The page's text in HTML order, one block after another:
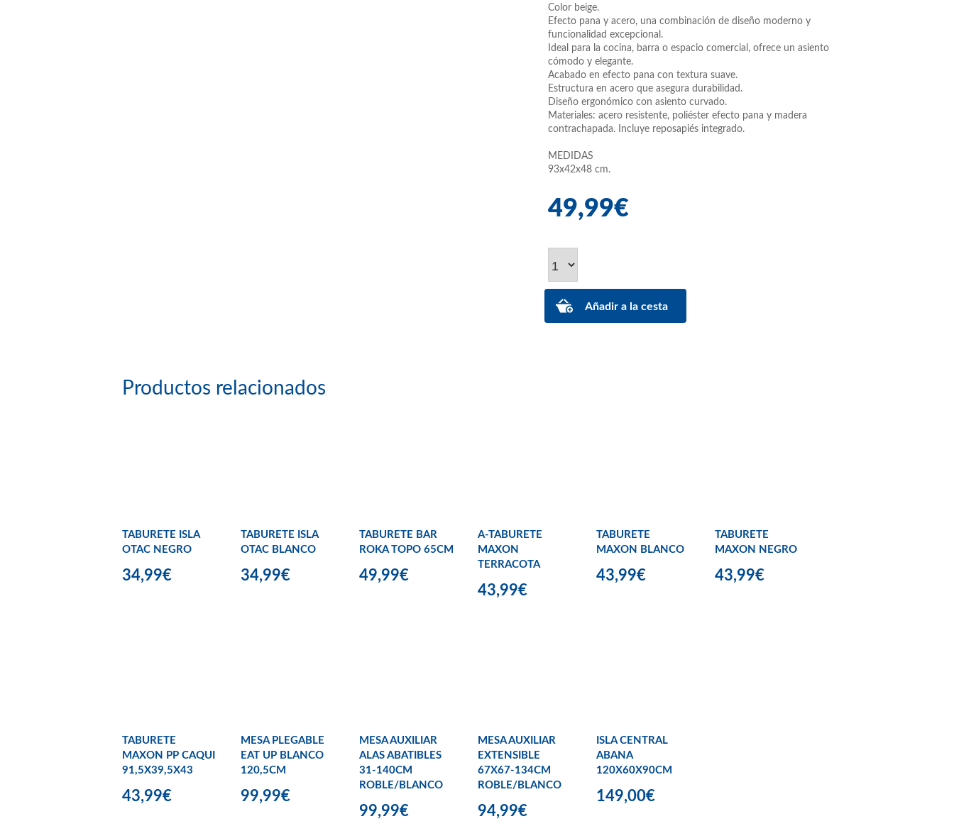
Color beige.
Efecto pana y acero, una combinación de diseño moderno y
funcionalidad excepcional.
Ideal para la cocina, barra o espacio comercial, ofrece un asiento
cómodo y elegante.
Acabado en efecto pana con textura suave.
Estructura en acero que asegura durabilidad.
Diseño ergonómico con asiento curvado.
Materiales: acero resistente, poliéster efecto pana y madera
contrachapada. Incluye reposapiés integrado.
MEDIDAS
93x42x48 cm.
49,99€
Productos relacionados
TABURETE ISLA
OTAC NEGRO
34,99€
TABURETE ISLA
OTAC BLANCO
34,99€
TABURETE BAR
ROKA TOPO 65CM
49,99€
A-TABURETE
MAXON
TERRACOTA
43,99€
TABURETE
MAXON BLANCO
43,99€
TABURETE
MAXON NEGRO
43,99€
TABURETE
MAXON PP CAQUI
91,5X39,5X43
43,99€
MESA PLEGABLE
EAT UP BLANCO
120,5CM
99,99€
MESA AUXILIAR
ALAS ABATIBLES
31-140CM
ROBLE/BLANCO
99,99€
MESA AUXILIAR
EXTENSIBLE
67X67-134CM
ROBLE/BLANCO
94,99€
ISLA CENTRAL
ABANA
120X60X90CM
149,00€